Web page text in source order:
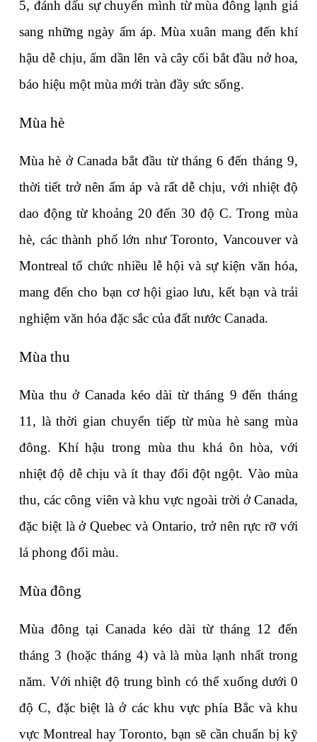
5, đánh dấu sự chuyển mình từ mùa đông lạnh giá
sang những ngày ấm áp. Mùa xuân mang đến khí
hậu dễ chịu, ấm dần lên và cây cối bắt đầu nở hoa,
báo hiệu một mùa mới tràn đầy sức sống.
Mùa hè
Mùa hè ở Canada bắt đầu từ tháng 6 đến tháng 9,
thời tiết trở nên ấm áp và rất dễ chịu, với nhiệt độ
dao động từ khoảng 20 đến 30 độ C. Trong mùa
hè, các thành phố lớn như Toronto, Vancouver và
Montreal tổ chức nhiều lễ hội và sự kiện văn hóa,
mang đến cho bạn cơ hội giao lưu, kết bạn và trải
nghiệm văn hóa đặc sắc của đất nước Canada.
Mùa thu
Mùa thu ở Canada kéo dài từ tháng 9 đến tháng
11, là thời gian chuyển tiếp từ mùa hè sang mùa
đông. Khí hậu trong mùa thu khá ôn hòa, với
nhiệt độ dễ chịu và ít thay đổi đột ngột. Vào mùa
thu, các công viên và khu vực ngoài trời ở Canada,
đặc biệt là ở Quebec và Ontario, trở nên rực rỡ với
lá phong đổi màu.
Mùa đông
Mùa đông tại Canada kéo dài từ tháng 12 đến
tháng 3 (hoặc tháng 4) và là mùa lạnh nhất trong
năm. Với nhiệt độ trung bình có thể xuống dưới 0
độ C, đặc biệt là ở các khu vực phía Bắc và khu
vực Montreal hay Toronto, bạn sẽ cần chuẩn bị kỹ